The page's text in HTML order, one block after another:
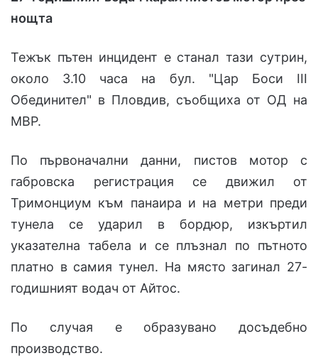
нощта
Тежък пътен инцидент е станал тази сутрин,
около 3.10 часа на бул. "Цар Боси ІІІ
Обединител" в Пловдив, съобщиха от ОД на
МВР.
По първоначални данни, пистов мотор с
габровска регистрация се движил от
Тримонциум към панаира и на метри преди
тунела се ударил в бордюр, изкъртил
указателна табела и се плъзнал по пътното
платно в самия тунел. На място загинал 27-
годишният водач от Айтос.
По случая е образувано досъдебно
производство.